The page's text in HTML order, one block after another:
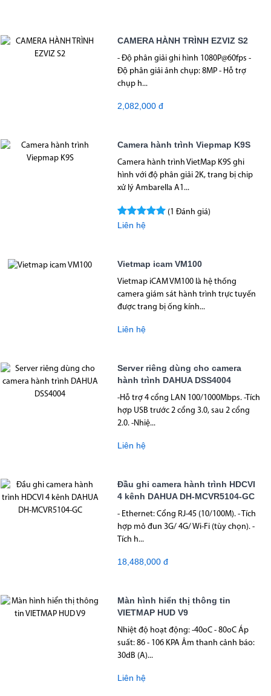
CAMERA HÀNH TRÌNH EZVIZ S2
- Độ phân giải ghi hình 1080P@60fps -
Độ phân giải ảnh chụp: 8MP - Hỗ trợ
chụp h...
2,082,000 đ
Camera hành trình Viepmap K9S
Camera hành trình VietMap K9S ghi
hình với độ phân giải 2K, trang bị chip
xử lý Ambarella A1...
(1 Đánh giá)
Liên hệ
Vietmap icam VM100
Vietmap iCAM VM100 là hệ thống
camera giám sát hành trình trực tuyến
được trang bị ống kính...
Liên hệ
Server riêng dùng cho camera
hành trình DAHUA DSS4004
-Hỗ trợ 4 cổng LAN 100/1000Mbps. -Tích
hợp USB trước 2 cổng 3.0, sau 2 cổng
2.0. -Nhiệ...
Liên hệ
Đầu ghi camera hành trình HDCVI
4 kênh DAHUA DH-MCVR5104-GC
- Ethernet: Cổng RJ-45 (10/100M). - Tích
hợp mô đun 3G/ 4G/ Wi-Fi (tùy chọn). -
Tích h...
18,488,000 đ
Màn hình hiển thị thông tin
VIETMAP HUD V9
Nhiệt độ hoạt động: -40oC - 80oC Áp
suất: 86 - 106 KPA Âm thanh cảnh báo:
30dB (A)...
Liên hệ